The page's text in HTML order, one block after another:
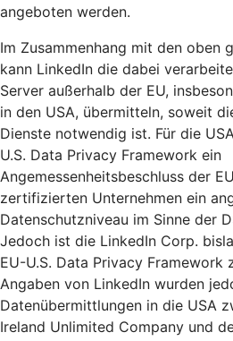
angeboten werden.
Im Zusammenhang mit den oben
kann LinkedIn die dabei
Server außerhalb der EU,
in den USA, übermitteln, soweit
Dienste notwendig ist. Für die
U.S. Data Privacy Framework ein
Angemessenheitsbeschluss der
zertifizierten Unternehmen ein
Datenschutzniveau im Sinne der
Jedoch ist die LinkedIn Corp.
EU-U.S. Data Privacy
Angaben von LinkedIn wurden
Datenübermittlungen in die USA
Ireland Unlimited Company und